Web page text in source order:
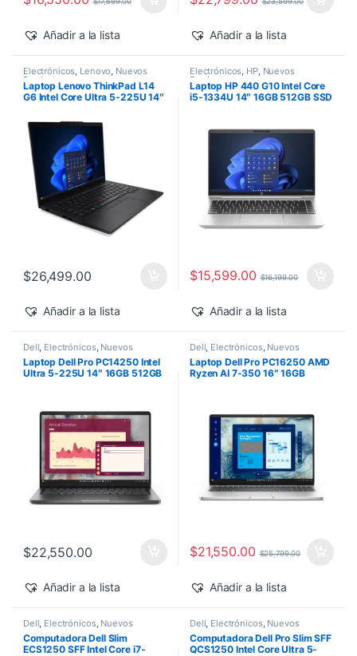
Añadir a la lista Añadir a la lista
Electrónicos, Lenovo, Nuevos
Productos
Laptop Lenovo ThinkPad L14
G6 Intel Core Ultra 5-225U 14″
Pro
$26,499.00
Añadir a la lista
Electrónicos, HP, Nuevos
Productos
Laptop HP 440 G10 Intel Core
i5-1334U 14″ 16GB 512GB SSD
$15,599.00 $16,199.00
Añadir a la lista
Dell, Electrónicos, Nuevos
Productos
Laptop Dell Pro PC14250 Intel
Ultra 5-225U 14″ 16GB 512GB
$22,550.00
Añadir a la lista
Dell, Electrónicos, Nuevos
Productos
Laptop Dell Pro PC16250 AMD
Ryzen AI 7-350 16″ 16GB
$21,550.00 $25,799.00
Añadir a la lista
Dell Electrónicos, Nuevos
Productos
Computadora Dell Slim
ECS1250 SFF Intel Core i7-
Dell Electrónicos, Nuevos
Productos
Computadora Dell Pro Slim SFF
QCS1250 Intel Core Ultra 5-